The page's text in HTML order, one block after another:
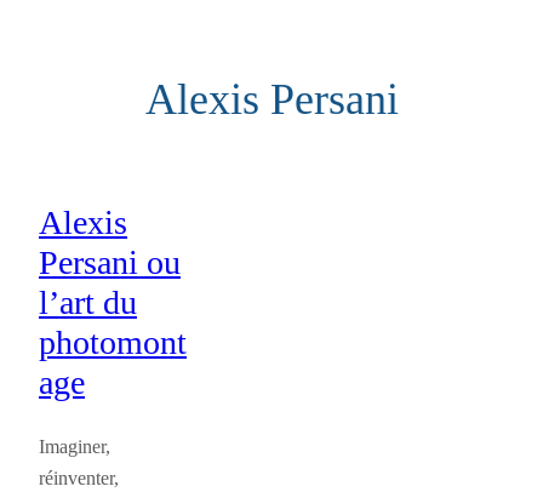
Alexis Persani
Alexis
Persani ou
l’art du
photomont
age
Imaginer,
réinventer,